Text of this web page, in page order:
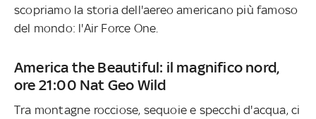
scopriamo la storia dell'aereo americano più famoso
del mondo: l'Air Force One.
America the Beautiful: il magnifico nord,
ore 21:00 Nat Geo Wild
Tra montagne rocciose, sequoie e specchi d'acqua, ci